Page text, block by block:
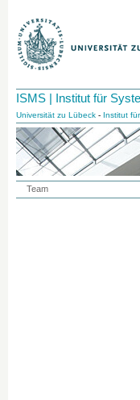
ISMS | Institut für
Universität zu Lübeck - Institut
Team